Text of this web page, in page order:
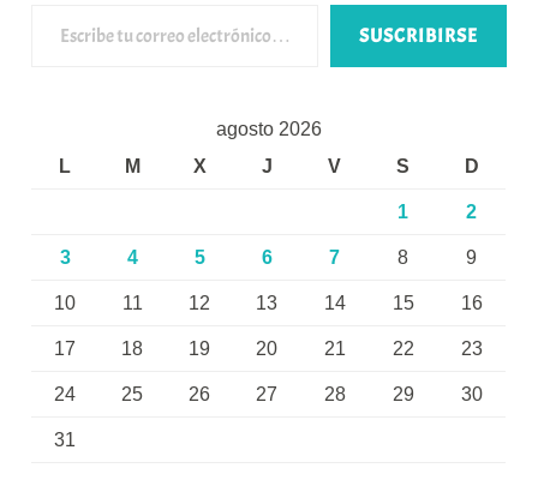
SUSCRIBIRSE
agosto 2026
L
M X J V S D
1 2
3 4 5 6 7 8 9
10 11 12 13 14 15 16
17 18 19 20 21 22 23
24 25 26 27 28 29 30
31